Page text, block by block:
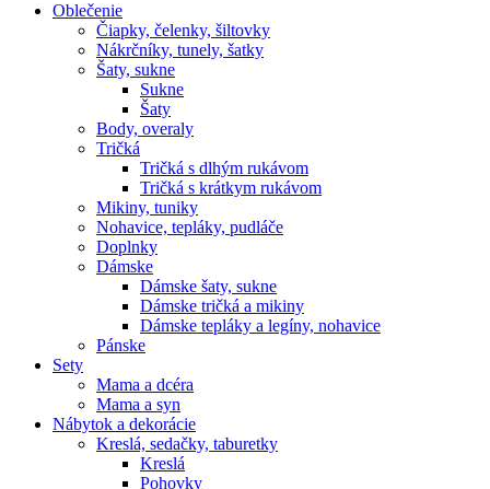
Oblečenie
Čiapky, čelenky, šiltovky
Nákrčníky, tunely, šatky
Šaty, sukne
Sukne
Šaty
Body, overaly
Tričká
Tričká s dlhým rukávom
Tričká s krátkym rukávom
Mikiny, tuniky
Nohavice, tepláky, pudláče
Doplnky
Dámske
Dámske šaty, sukne
Dámske tričká a mikiny
Dámske tepláky a legíny, nohavice
Pánske
Sety
Mama a dcéra
Mama a syn
Nábytok a dekorácie
Kreslá, sedačky, taburetky
Kreslá
Pohovky